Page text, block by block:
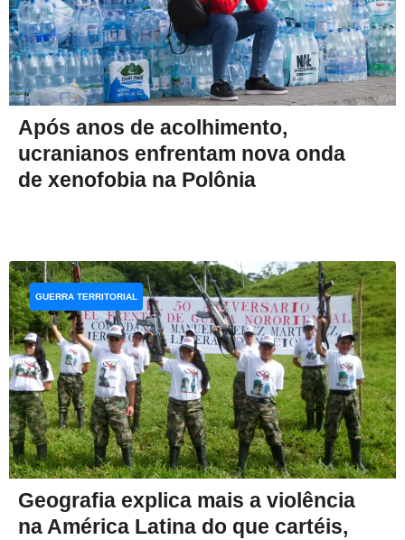
Após anos de acolhimento,
ucranianos enfrentam nova onda
de xenofobia na Polônia
Geografia explica mais a violência
na América Latina do que cartéis,
GUERRA TERRITORIAL